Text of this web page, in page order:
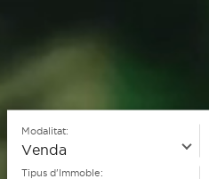
Modalitat:
Tipus d'Immoble: